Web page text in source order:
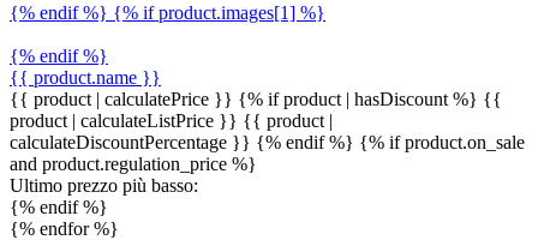
{% endif %} {% if product.images[1] %}
{% endif %}
{{ product.name }}
{{ product | calculatePrice }} {% if product | hasDiscount %} {{
product | calculateListPrice }} {{ product |
calculateDiscountPercentage }} {% endif %} {% if product.on_sale
and product.regulation_price %}
Ultimo prezzo più basso:
{% endif %}
{% endfor %}